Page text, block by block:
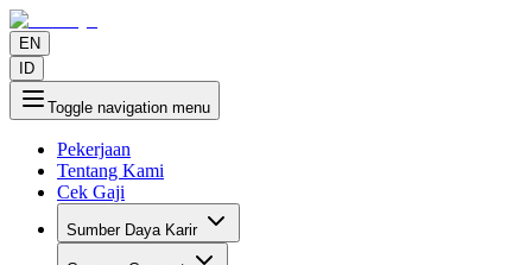
EN
ID
Toggle navigation menu
Pekerjaan
Tentang Kami
Cek Gaji
Sumber Daya Karir